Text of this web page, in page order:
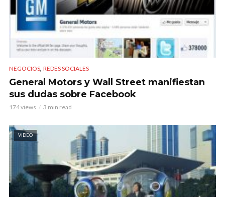
NEGOCIOS, REDES SOCIALES
General Motors y Wall Street manifiestan
sus dudas sobre Facebook
174 views 3 min read
VIDEO